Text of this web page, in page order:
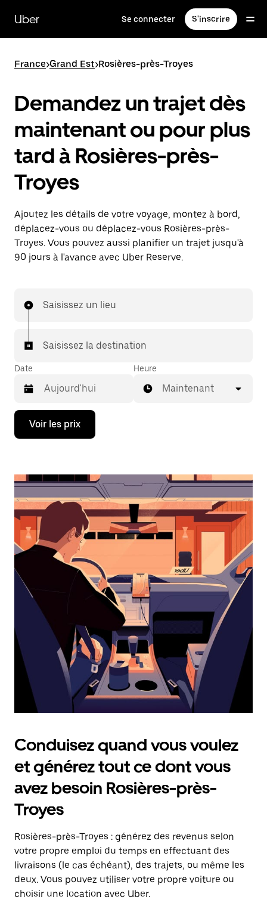
contenu
principal
Uber Se connecter S'inscrire
France>Grand Est>Rosières-près-Troyes
Demandez un trajet dès
maintenant ou pour plus
tard à Rosières-près-
Troyes
Ajoutez les détails de votre voyage, montez à bord,
déplacez-vous ou déplacez-vous Rosières-près-
Troyes. Vous pouvez aussi planifier un trajet jusqu'à
90 jours à l'avance avec Uber Reserve.
Saisissez un lieu
Saisissez la destination
Date
Appuyez
la
bas
ouvrir
le
calendrier
sélectionner
une
date.
Appuyez
sur
touche
pour
fermer
le
calendrier.
Heure
Maintenant
Voir les prix
Conduisez quand vous voulez
et générez tout ce dont vous
avez besoin Rosières-près-
Troyes
Rosières-près-Troyes : générez des revenus selon
votre propre emploi du temps en effectuant des
livraisons (le cas échéant), des trajets, ou même les
deux. Vous pouvez utiliser votre propre voiture ou
choisir une location avec Uber.